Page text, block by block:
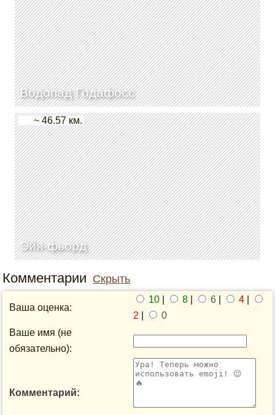
Водопад Годафосс
Эйя-фьорд
~ 46.57 км.
Комментарии Скрыть
Ваша оценка:
10 8 6 4
2
0
Ваше имя (не
обязательно):
Комментарий: